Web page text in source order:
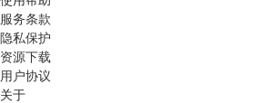
服务条款
隐私保护
资源下载
用户协议
关于